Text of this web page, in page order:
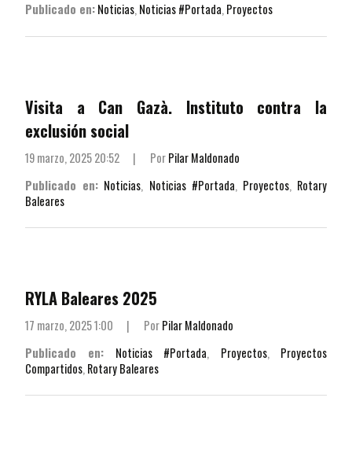
Publicado en:Noticias,Noticias #Portada,Proyectos
Visita a Can Gazà. Instituto contra la
exclusión social
19 marzo, 2025 20:52 | PorPilar Maldonado
Publicado en: Noticias, Noticias #Portada, Proyectos, Rotary
Baleares
RYLA Baleares 2025
17 marzo, 2025 1:00 | PorPilar Maldonado
Publicado en:
Noticias #Portada, Proyectos, Proyectos
Compartidos, Rotary Baleares